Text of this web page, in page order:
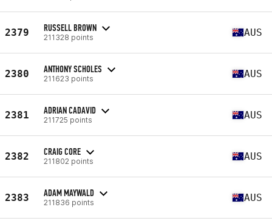
2379 RUSSELL BROWN
211328 points AUS
2380 ANTHONY SCHOLES
211623 points AUS
2381 ADRIAN CADAVID
211725 points AUS
2382 CRAIG CORE
211802 points AUS
2383 ADAM MAYWALD
211836 points AUS